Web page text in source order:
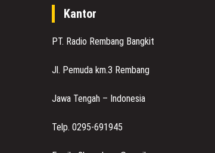
Kantor
PT. Radio Rembang Bangkit
Jl. Pemuda km.3 Rembang
Jawa Tengah – Indonesia
Telp. 0295-691945